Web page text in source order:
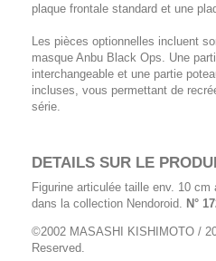
plaque frontale standard et une
Les pièces optionnelles incluent
masque Anbu Black Ops. Une
interchangeable et une partie
incluses, vous permettant de
série.
DETAILS SUR LE
Figurine articulée taille env. 10
dans la collection Nendoroid. N°
©2002 MASASHI KISHIMOTO /
Reserved.